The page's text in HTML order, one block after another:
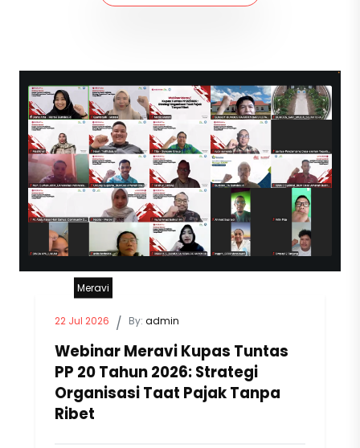
Meravi
22 Jul 2026 / By: admin
Webinar Meravi Kupas Tuntas
PP 20 Tahun 2026: Strategi
Organisasi Taat Pajak Tanpa
Ribet